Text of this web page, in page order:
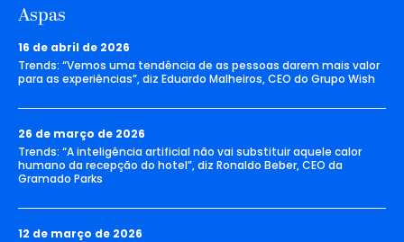
Aspas
16 de abril de 2026
Trends: “Vemos uma tendência de as pessoas darem mais valor
para as experiências”, diz Eduardo Malheiros, CEO do Grupo Wish
26 de março de 2026
Trends: “A inteligência artificial não vai substituir aquele calor
humano da recepção do hotel”, diz Ronaldo Beber, CEO da
Gramado Parks
12 de março de 2026